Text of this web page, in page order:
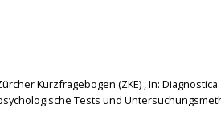
Kurzfragebogen (ZKE) , In: Diagnostica.
Tests und